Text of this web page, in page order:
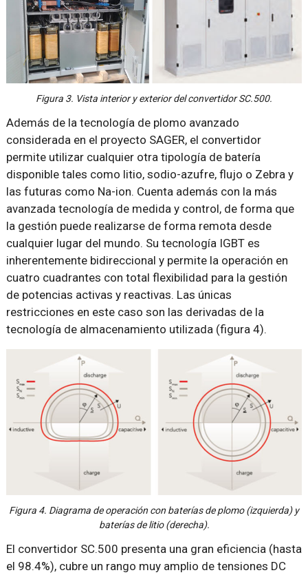
Figura 3. Vista interior y exterior del convertidor SC.500.
Además de la tecnología de plomo avanzado
considerada en el proyecto SAGER, el convertidor
permite utilizar cualquier otra tipología de batería
disponible tales como litio, sodio-azufre, flujo o Zebra y
las futuras como Na-ion. Cuenta además con la más
avanzada tecnología de medida y control, de forma que
la gestión puede realizarse de forma remota desde
cualquier lugar del mundo. Su tecnología IGBT es
inherentemente bidireccional y permite la operación en
cuatro cuadrantes con total flexibilidad para la gestión
de potencias activas y reactivas. Las únicas
restricciones en este caso son las derivadas de la
tecnología de almacenamiento utilizada (figura 4).
Figura 4. Diagrama de operación con baterías de plomo (izquierda) y
baterías de litio (derecha).
El convertidor SC.500 presenta una gran eficiencia (hasta
el 98.4%), cubre un rango muy amplio de tensiones DC